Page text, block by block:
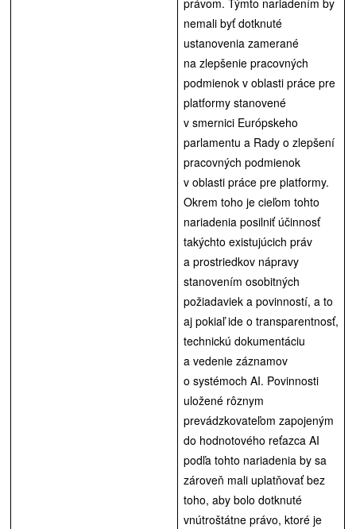
nemali byť dotknuté
ustanovenia zamerané
na zlepšenie pracovných
podmienok v oblasti práce pre
platformy stanovené
v smernici Európskeho
parlamentu a Rady o zlepšení
pracovných podmienok
v oblasti práce pre platformy.
Okrem toho je cieľom tohto
nariadenia posilniť účinnosť
takýchto existujúcich práv
a prostriedkov nápravy
stanovením osobitných
požiadaviek a povinností, a to
aj pokiaľ ide o transparentnosť,
technickú dokumentáciu
a vedenie záznamov
o systémoch AI. Povinnosti
uložené rôznym
prevádzkovateľom zapojeným
do hodnotového reťazca AI
podľa tohto nariadenia by sa
zároveň mali uplatňovať bez
toho, aby bolo dotknuté
vnútroštátne právo, ktoré je